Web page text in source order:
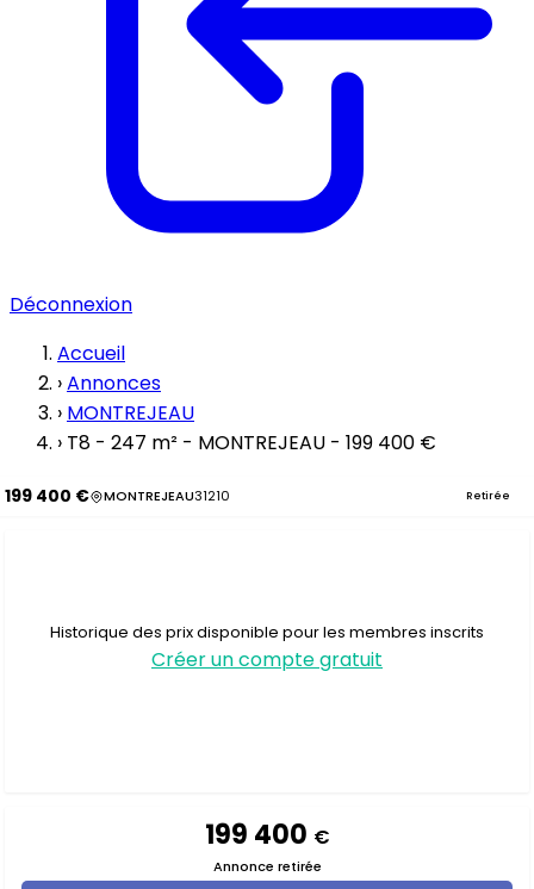
Déconnexion
Accueil
›Annonces
› MONTREJEAU
› T8 - 247 m² - MONTREJEAU - 199 400 €
199 400 € MONTREJEAU31210 Retirée
Historique des prix disponible pour les membres inscrits
Créer un compte gratuit
199 400 €
Annonce retirée